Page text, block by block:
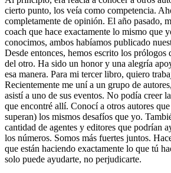
cierto punto, los veía como competencia.
completamente de opinión. El año pasado,
coach que hace exactamente lo mismo que
conocimos, ambos habíamos publicado
Desde entonces, hemos escrito los prólogos
del otro. Ha sido un honor y una alegría
esa manera. Para mi tercer libro, quiero
Recientemente me uní a un grupo de
asistí a uno de sus eventos. No podía creer
que encontré allí. Conocí a otros autores
superan) los mismos desafíos que yo.
cantidad de agentes y editores que podrían
los números. Somos más fuertes juntos.
que están haciendo exactamente lo que tú
solo puede ayudarte, no perjudicarte.